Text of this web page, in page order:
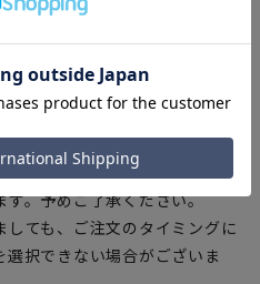
(ヌードサイズ)を記載している
像の色味が異なる場合がござ
在庫を共有しております関係
グにより欠品が発生し、ご注文
。予めご了承ください。
ても、ご注文のタイミングに
択できない場合がございま